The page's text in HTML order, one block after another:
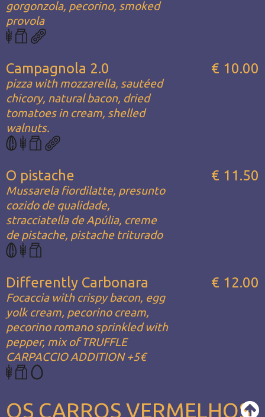
gorgonzola, pecorino, smoked
provola
Campagnola 2.0
pizza with mozzarella, sautéed
chicory, natural bacon, dried
tomatoes in cream, shelled
walnuts.
€ 10.00
O pistache
Mussarela fiordilatte, presunto
cozido de qualidade,
stracciatella de Apúlia, creme
de pistache, pistache triturado
€ 11.50
Differently Carbonara
Focaccia with crispy bacon, egg
yolk cream, pecorino cream,
pecorino romano sprinkled with
pepper, mix of TRUFFLE
CARPACCIO ADDITION +5€
€ 12.00
OS CARROS VERMELHOS